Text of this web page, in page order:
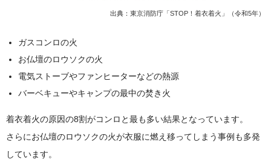
出典： 東京消防庁「STOP！着衣着火」（令和5年）
ガスコンロの火
お仏壇のロウソクの火
電気ストーブやファンヒーターなどの熱源
バーベキューやキャンプの最中の焚き火
着衣着火の原因の8割がコンロと最も多い結果となっています。
さらにお仏壇のロウソクの火が衣服に燃え移ってしまう事例も多発
しています。